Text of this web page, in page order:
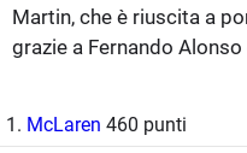
Martin, che è riuscita a
grazie a Fernando
1. McLaren 460 punti